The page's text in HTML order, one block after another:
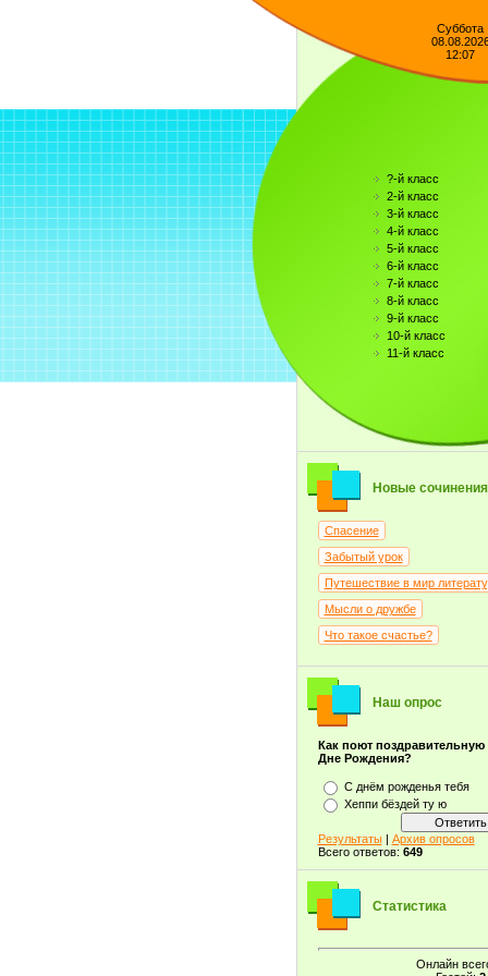
Суббота
12:07
?-й класс
2-й класс
3-й класс
4-й класс
5-й класс
6-й класс
7-й класс
8-й класс
9-й класс
10-й класс
11-й класс
Новые сочинения
Спасение
Забытый урок
Путешествие в мир
Мысли о дружбе
Что такое счастье?
Наш опрос
Как поют
Дне Рождения?
С днём рожденья тебя
Хеппи бёздей ту ю
Результаты| Архив опросов
Всего ответов: 649
Статистика
Онлайн